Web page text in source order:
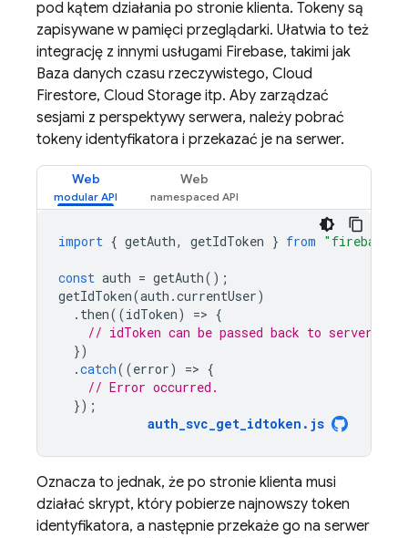
pod kątem działania po stronie klienta. Tokeny są
zapisywane w pamięci przeglądarki. Ułatwia to też
integrację z innymi usługami Firebase, takimi jak
Baza danych czasu rzeczywistego, Cloud
Firestore, Cloud Storage itp. Aby zarządzać
sesjami z perspektywy serwera, należy pobrać
tokeny identyfikatora i przekazać je na serwer.
Web Web
import { getAuth, getIdToken } from "firebase/
const auth = getAuth();
getIdToken(auth .currentUser)
. then((idToken) => {
// idToken can be passed back to server.
})
.catch((error) => {
// Error occurred.
});
auth_svc_get_idtoken . js
Oznacza to jednak, że po stronie klienta musi
działać skrypt, który pobierze najnowszy token
identyfikatora, a następnie przekaże go na serwer